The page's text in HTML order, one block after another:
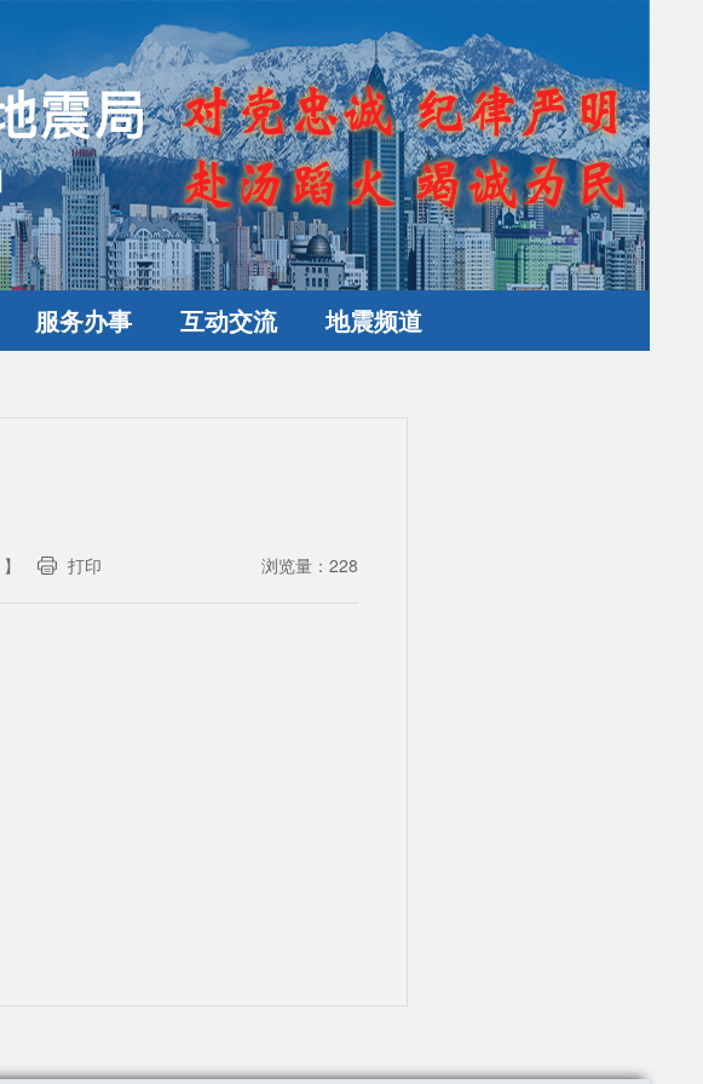
服务办事 互动交流 地震频道
】 打印 浏览量： 228